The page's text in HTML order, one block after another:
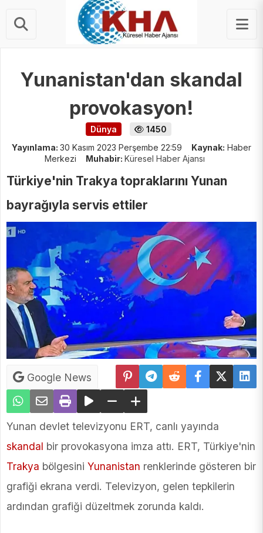
Yunanistan'dan skandal
provokasyon!
Dünya
1450
Yayınlama: 30 Kasım 2023 Perşembe 22:59 Kaynak: Haber
Merkezi
Muhabir: Küresel Haber Ajansı
Türkiye'nin Trakya topraklarını Yunan
bayrağıyla servis ettiler
Google News
Yunan devlet televizyonu ERT, canlı yayında
skandal bir provokasyona imza attı. ERT, Türkiye'nin
Trakya bölgesini Yunanistan renklerinde gösteren bir
grafiği ekrana verdi. Televizyon, gelen tepkilerin
ardından grafiği düzeltmek zorunda kaldı.